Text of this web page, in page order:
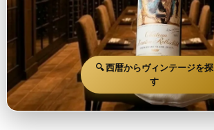
🔍 西暦からヴィンテージを探
す